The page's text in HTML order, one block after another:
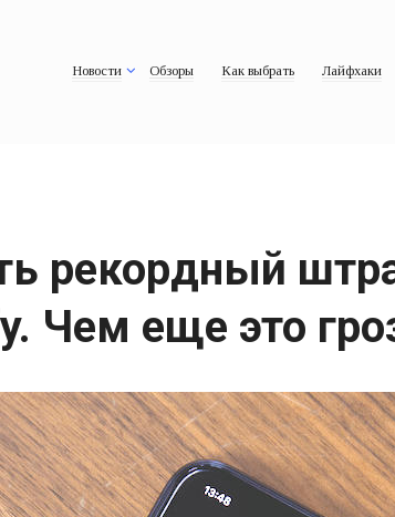
Новости Обзоры Как выбрать Лайфхаки
рекордный
Чем еще это